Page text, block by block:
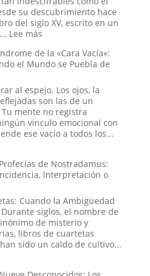
El
Misterio
Ciencia
de
su descubrimiento hace
del siglo XV, escrito en un
Lee más:
Manuscrito
Voynich:
engaño
medieval,
un
tratado
secreto
mensaje
de
estrellas?
de la «Cara Vacía»:
el Mundo se Puebla de
al espejo. Los ojos, la
son las de un
mente no registra
vínculo emocional con
ese vacío a todos los...
de Nostradamus:
Interpretación o
Cuando la Ambigüedad
siglos, el nombre de
de misterio y
libros de cuartetas
sido un caldo de cultivo...